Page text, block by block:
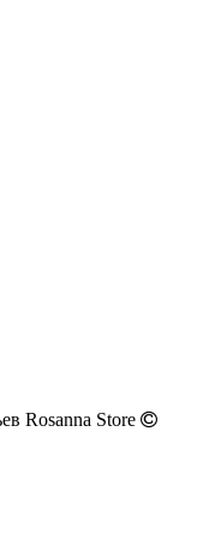
Rosanna Store